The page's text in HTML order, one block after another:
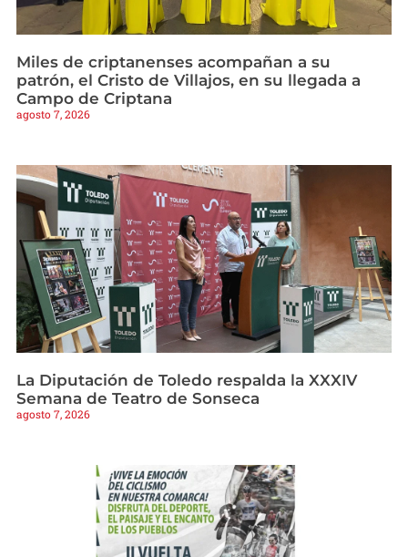
Miles de criptanenses acompañan a su
patrón, el Cristo de Villajos, en su llegada a
Campo de Criptana
agosto 7, 2026
La Diputación de Toledo respalda la XXXIV
Semana de Teatro de Sonseca
agosto 7, 2026